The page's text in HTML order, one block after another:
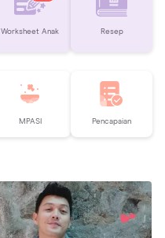
Worksheet Anak Resep
MPASI Pencapaian